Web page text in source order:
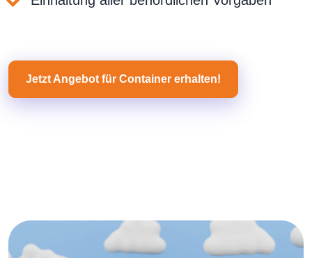
Jetzt Angebot für Container erhalten!